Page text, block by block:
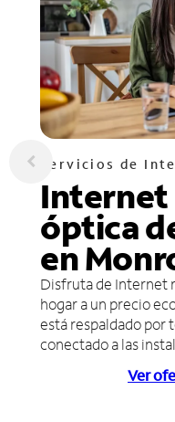
Servicios de
óptica
en
Disfruta de Internet
hogar a un precio
está respaldado por
conectado a las
Ver